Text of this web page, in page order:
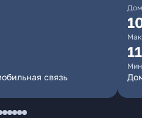
связь